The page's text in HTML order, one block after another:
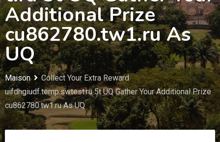
Additional Prize
cu862780.tw1.ru As
UQ
Maison
Collect Your Extra Reward
uifdhgiudf.temp.swtest.ru 5t UQ Gather Your Additional Prize
cu862780.tw1.ru As UQ